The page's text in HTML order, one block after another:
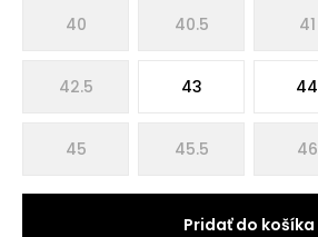
40 40.5 41
42.5 43 44
45 45.5 46
Pridať do košíka